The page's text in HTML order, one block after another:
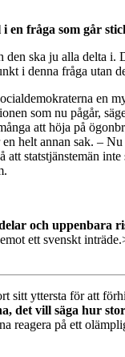
fråga som går
ska ju alla delta i.
i denna fråga utan
en
som nu pågår,
att höja på
helt annan sak. –
statstjänstemän
och uppenbara
ett svenskt
sitt yttersta för att
det vill säga hur
reagera på ett